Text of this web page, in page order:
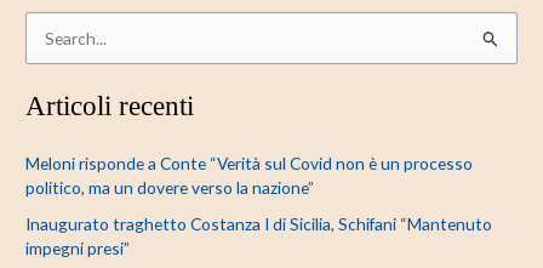
r
a
Articoli recenti
Meloni risponde a Conte “Verità sul Covid non è un processo
politico, ma un dovere verso la nazione”
Inaugurato traghetto Costanza I di Sicilia, Schifani “Mantenuto
impegni presi”